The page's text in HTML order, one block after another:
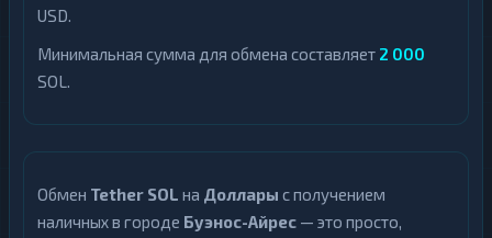
USD.
Минимальная сумма для обмена составляет 2 000
SOL.
Обмен Tether SOL на Доллары с получением
наличных в городе Буэнос-Айрес — это просто,